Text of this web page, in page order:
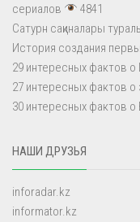
сериалов
4841
Сатурн сақиналары
История создания
29 интересных фактов
27 интересных фактов о
30 интересных фактов
НАШИ ДРУЗЬЯ
inforadar.kz
informator.kz